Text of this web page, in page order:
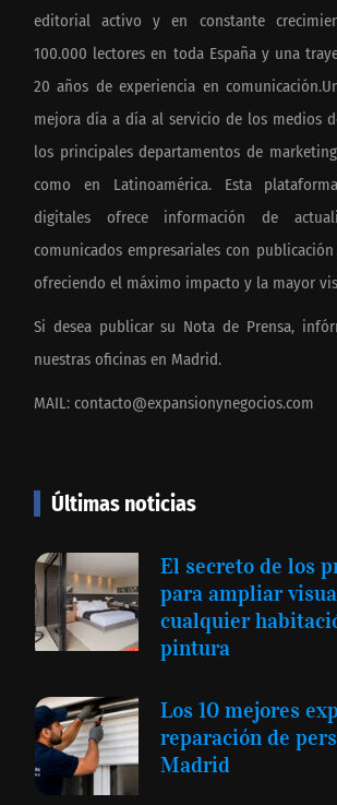
editorial activo y en constante
100.000 lectores en toda España y una
20 años de experiencia en
mejora día a día al servicio de los medios
los principales departamentos de
como en Latinoamérica. Esta
digitales ofrece información de
comunicados empresariales con
ofreciendo el máximo impacto y la mayor
Si desea publicar su Nota de Prensa,
nuestras oficinas en Madrid.
MAIL: contacto@expansionynegocios.com
Últimas noticias
El secreto de los
para ampliar
cualquier
pintura
Los 10 mejores
reparación de
Madrid